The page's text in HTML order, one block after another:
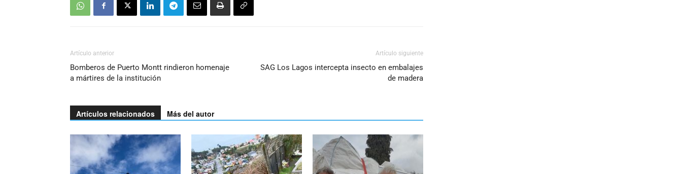
Artículo anterior
Bomberos de Puerto Montt rindieron homenaje
a mártires de la institución
Artículo siguiente
SAG Los Lagos intercepta insecto en embalajes
de madera
Artículos relacionados Más del autor